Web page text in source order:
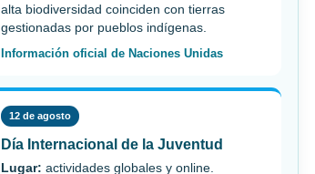
alta biodiversidad coinciden con tierras
gestionadas por pueblos indígenas.
Información oficial de Naciones Unidas
12 de agosto
Día Internacional de la Juventud
Lugar: actividades globales y online.